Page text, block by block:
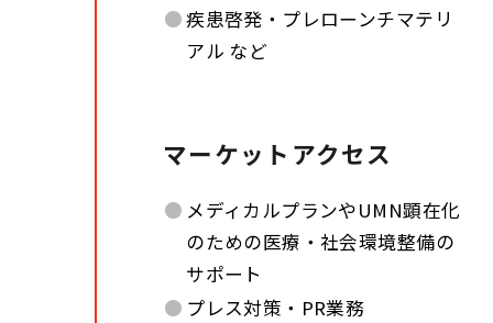
●疾患啓発・プレローンチマテリ
アル など
マーケットアクセス
● メディカルプランやUMN顕在化
のための医療・社会環境整備の
サポート
● プレス対策・PR業務